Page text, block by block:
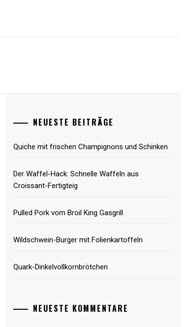
NEUESTE BEITRÄGE
Quiche mit frischen Champignons und Schinken
Der Waffel-Hack: Schnelle Waffeln aus
Croissant-Fertigteig
Pulled Pork vom Broil King Gasgrill
Wildschwein-Burger mit Folienkartoffeln
Quark-Dinkelvollkornbrötchen
NEUESTE KOMMENTARE